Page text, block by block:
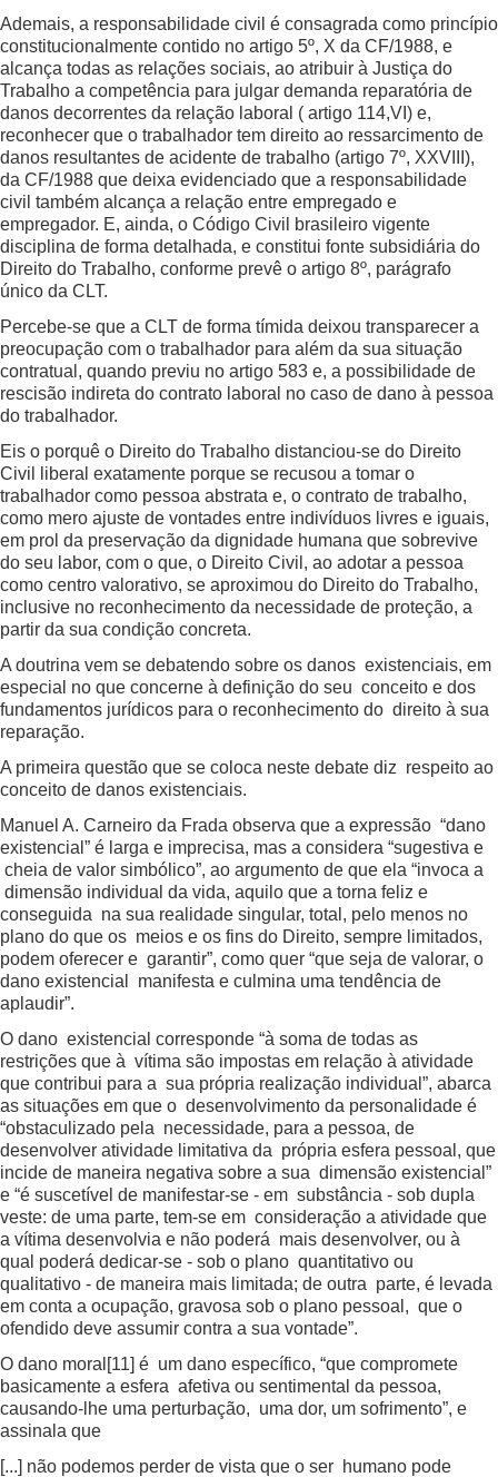
Ademais, a responsabilidade civil é consagrada como princípio
constitucionalmente contido no artigo 5º, X da CF/1988, e
alcança todas as relações sociais, ao atribuir à Justiça do
Trabalho a competência para julgar demanda reparatória de
danos decorrentes da relação laboral ( artigo 114,VI) e,
reconhecer que o trabalhador tem direito ao ressarcimento de
danos resultantes de acidente de trabalho (artigo 7º, XXVIII),
da CF/1988 que deixa evidenciado que a responsabilidade
civil também alcança a relação entre empregado e
empregador. E, ainda, o Código Civil brasileiro vigente
disciplina de forma detalhada, e constitui fonte subsidiária do
Direito do Trabalho, conforme prevê o artigo 8º, parágrafo
único da CLT.
Percebe-se que a CLT de forma tímida deixou transparecer a
preocupação com o trabalhador para além da sua situação
contratual, quando previu no artigo 583 e, a possibilidade de
rescisão indireta do contrato laboral no caso de dano à pessoa
do trabalhador.
Eis o porquê o Direito do Trabalho distanciou-se do Direito
Civil liberal exatamente porque se recusou a tomar o
trabalhador como pessoa abstrata e, o contrato de trabalho,
como mero ajuste de vontades entre indivíduos livres e iguais,
em prol da preservação da dignidade humana que sobrevive
do seu labor, com o que, o Direito Civil, ao adotar a pessoa
como centro valorativo, se aproximou do Direito do Trabalho,
inclusive no reconhecimento da necessidade de proteção, a
partir da sua condição concreta.
A doutrina vem se debatendo sobre os danos existenciais, em
especial no que concerne à definição do seu conceito e dos
fundamentos jurídicos para o reconhecimento do direito à sua
reparação.
A primeira questão que se coloca neste debate diz respeito ao
conceito de danos existenciais.
Manuel A. Carneiro da Frada observa que a expressão “dano
existencial” é larga e imprecisa, mas a considera “sugestiva e
cheia de valor simbólico”, ao argumento de que ela “invoca a
dimensão individual da vida, aquilo que a torna feliz e
conseguida na sua realidade singular, total, pelo menos no
plano do que os meios e os fins do Direito, sempre limitados,
podem oferecer e garantir”, como quer “que seja de valorar, o
dano existencial manifesta e culmina uma tendência de
aplaudir”.
O dano existencial corresponde “à soma de todas as
restrições que à vítima são impostas em relação à atividade
que contribui para a sua própria realização individual”, abarca
as situações em que o desenvolvimento da personalidade é
“obstaculizado pela necessidade, para a pessoa, de
desenvolver atividade limitativa da própria esfera pessoal, que
incide de maneira negativa sobre a sua dimensão existencial”
e “é suscetível de manifestar-se - em substância - sob dupla
veste: de uma parte, tem-se em consideração a atividade que
a vítima desenvolvia e não poderá mais desenvolver, ou à
qual poderá dedicar-se - sob o plano quantitativo ou
qualitativo - de maneira mais limitada; de outra parte, é levada
em conta a ocupação, gravosa sob o plano pessoal, que o
ofendido deve assumir contra a sua vontade”.
O dano moral [11] é um dano específico, “que compromete
basicamente a esfera afetiva ou sentimental da pessoa,
causando-lhe uma perturbação, uma dor, um sofrimento”, e
assinala que
[...] não podemos perder de vista que o ser humano pode